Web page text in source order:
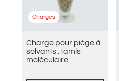
Charges
Charge pour piège à
solvants : tamis
moléculaire